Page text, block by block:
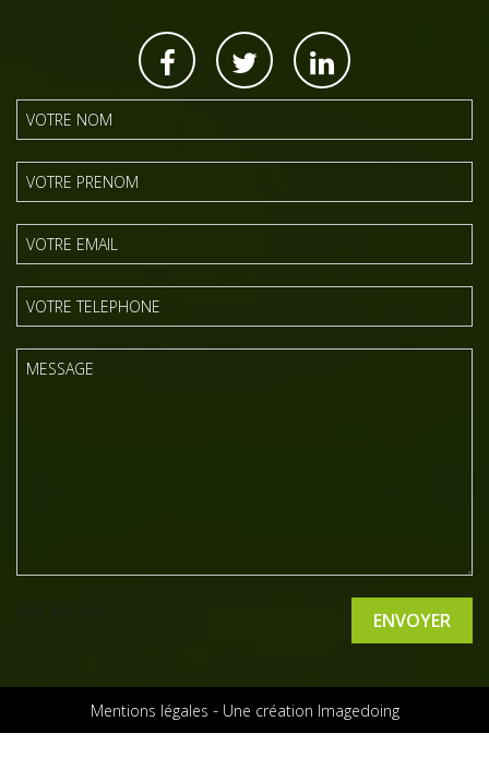
[recaptcha]
Mentions légales - Une création Imagedoing